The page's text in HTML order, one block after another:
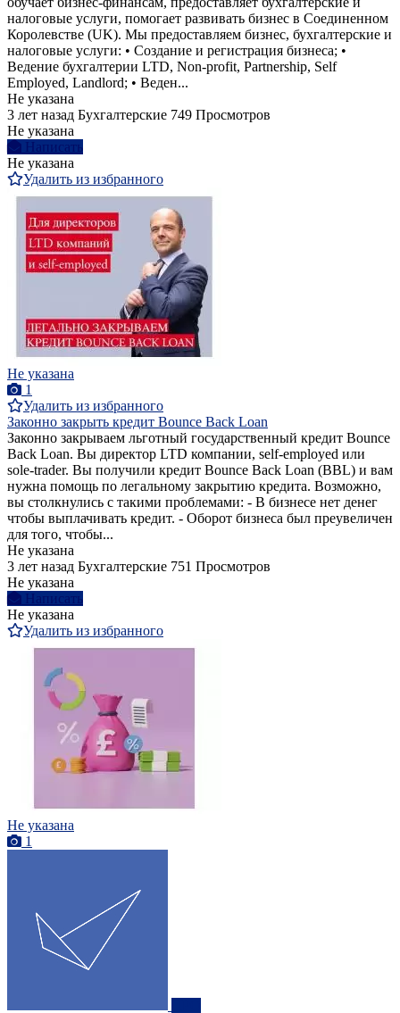
налоговые услуги, помогает развивать бизнес в Соединенном
Королевстве (UK). Мы предоставляем бизнес, бухгалтерские и
налоговые услуги: • Создание и регистрация бизнеса; •
Ведение бухгалтерии LTD, Non-profit, Partnership, Self
Employed, Landlord; • Веден...
Не указана
3 лет назад Бухгалтерские 749 Просмотров
Не указана
Написать
Не указана
Удалить из избранного
Не указана
1
Удалить из избранного
Законно закрыть кредит Bounce Back Loan
Законно закрываем льготный государственный кредит Bounce
Back Loan. Вы директор LTD компании, self-employed или
sole-trader. Вы получили кредит Bounce Back Loan (BBL) и вам
нужна помощь по легальному закрытию кредита. Возможно,
вы столкнулись с такими проблемами: - В бизнесе нет денег
чтобы выплачивать кредит. - Оборот бизнеса был преувеличен
для того, чтобы...
Не указана
3 лет назад Бухгалтерские 751 Просмотров
Не указана
Написать
Не указана
Удалить из избранного
Не указана
1